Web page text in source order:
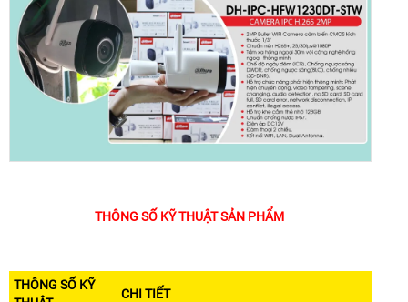
THÔNG SỐ KỸ THUẬT SẢN PHẨM
THÔNG SỐ KỸ
CHI TIẾT